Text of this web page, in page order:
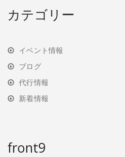
カテゴリー
イベント情報
ブログ
代行情報
新着情報
front9